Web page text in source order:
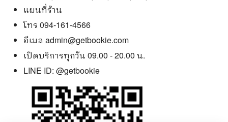
แผนที่ร้าน
โทร 094-161-4566
อีเมล admin@getbookie.com
เปิดบริการทุกวัน 09.00 - 20.00 น.
LINE ID: @getbookie